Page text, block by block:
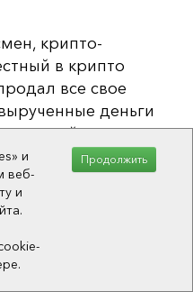
крипто-
в крипто
все свое
деньги
с семьей в
писатель,
Technology
участие во
блокчейн, а
и
веб-
и
Продолжить